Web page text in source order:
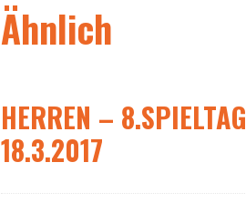
Ähnlich
HERREN –
18.3.2017